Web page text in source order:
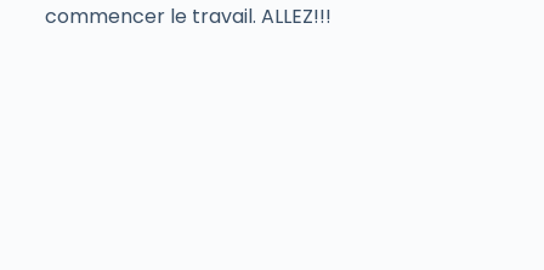
commencer le travail. ALLEZ!!!